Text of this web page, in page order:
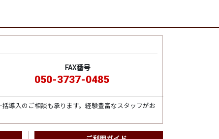
FAX番号
050-3737-0485
導入のご相談も承ります。経験豊富なスタッフがお